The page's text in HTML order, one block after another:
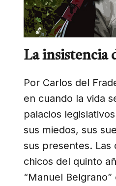
La insistencia
Por Carlos del
en cuando la vida
palacios
sus miedos, sus
sus presentes. Las
chicos del quinto
“Manuel